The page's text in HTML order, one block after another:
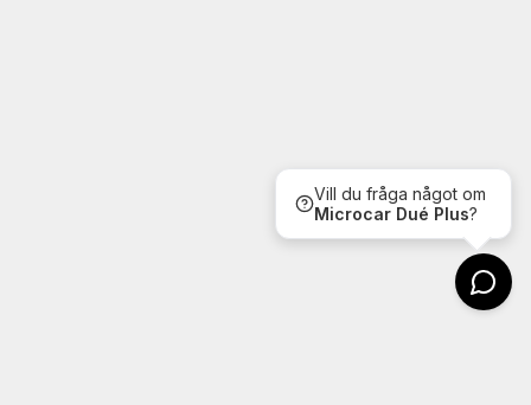
Vill du fråga något om
Microcar Dué Plus?